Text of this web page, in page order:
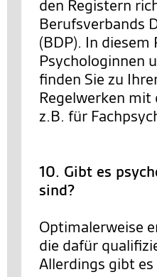
den Registern
Berufsverbands
(BDP). In
Psychologinnen
finden Sie zu
Regelwerken
z.B. für
10. Gibt es
sind?
Optimalerweise
die dafür
Allerdings gibt es